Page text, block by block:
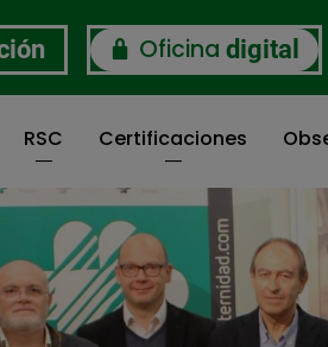
Oficina digital
RSC Certificaciones